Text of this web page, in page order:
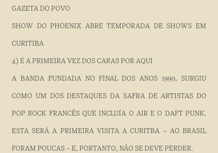
GAZETA DO POVO
SHOW DO PHOENIX ABRE TEMPORADA DE SHOWS EM
CURITIBA
4) É A PRIMEIRA VEZ DOS CARAS POR AQUI
A BANDA FUNDADA NO FINAL DOS ANOS 1990, SURGIU
COMO UM DOS DESTAQUES DA SAFRA DE ARTISTAS DO
POP ROCK FRANCÊS QUE INCLUÍA O AIR E O DAFT PUNK.
ESTA SERÁ A PRIMEIRA VISITA A CURITBA – AO BRASIL
FORAM POUCAS – E, PORTANTO, NÃO SE DEVE PERDER.